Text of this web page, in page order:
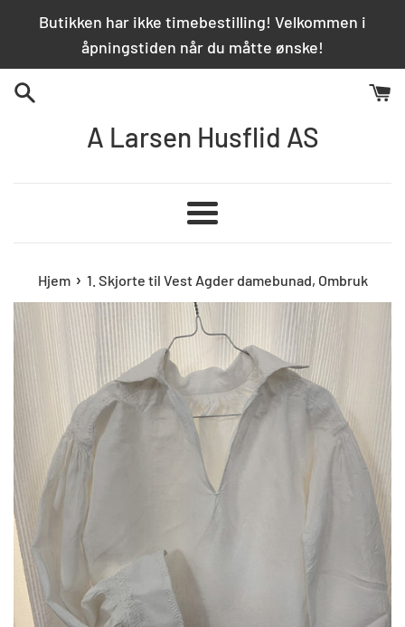
Butikken har ikke timebestilling! Velkommen i
åpningstiden når du måtte ønske!
A Larsen Husflid AS
Meny
Hjem › 1. Skjorte til Vest Agder damebunad, Ombruk